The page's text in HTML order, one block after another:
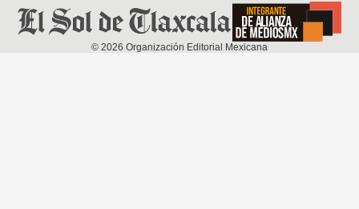
© 2026 Organización Editorial Mexicana